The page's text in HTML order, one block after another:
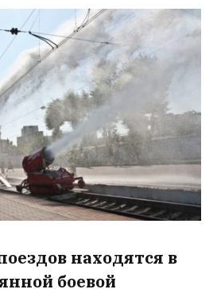
находятся в
боевой